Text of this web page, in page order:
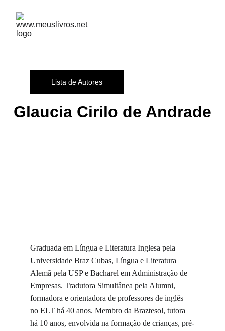
Lista de Autores
Glaucia Cirilo de Andrade
Graduada em Língua e Literatura Inglesa pela
Universidade Braz Cubas, Língua e Literatura
Alemã pela USP e Bacharel em Administração de
Empresas. Tradutora Simultânea pela Alumni,
formadora e orientadora de professores de inglês
no ELT há 40 anos. Membro da Braztesol, tutora
há 10 anos, envolvida na formação de crianças, pré-